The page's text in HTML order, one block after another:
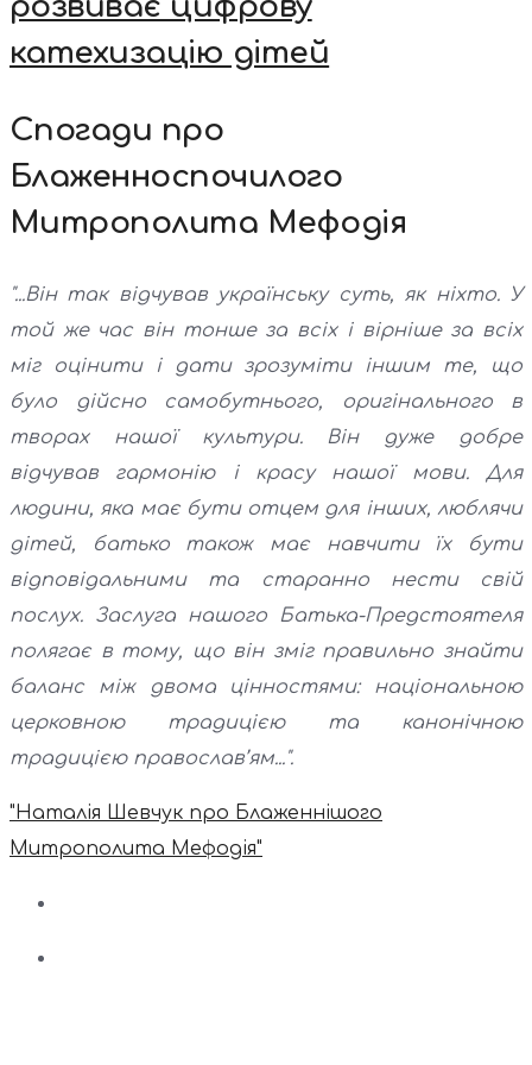
катехизацію дітей
Спогади про
Блаженноспочилого
Митрополита Мефодія
"...Він так відчував українську суть, як ніхто. У
той же час він тонше за всіх і вірніше за всіх
міг оцінити і дати зрозуміти іншим те, що
було дійсно самобутнього, оригінального в
творах нашої культури. Він дуже добре
відчував гармонію і красу нашої мови. Для
людини, яка має бути отцем для інших, люблячи
дітей, батько також має навчити їх бути
відповідальними та старанно нести свій
послух. Заслуга нашого Батька-Предстоятеля
полягає в тому, що він зміг правильно знайти
баланс між двома цінностями: національною
церковною традицією та канонічною
традицією православ’ям...".
"Наталія Шевчук про Блаженнішого
Митрополита Мефодія"